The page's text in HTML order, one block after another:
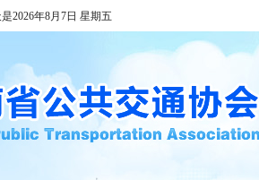
2026年8月7日 星期五